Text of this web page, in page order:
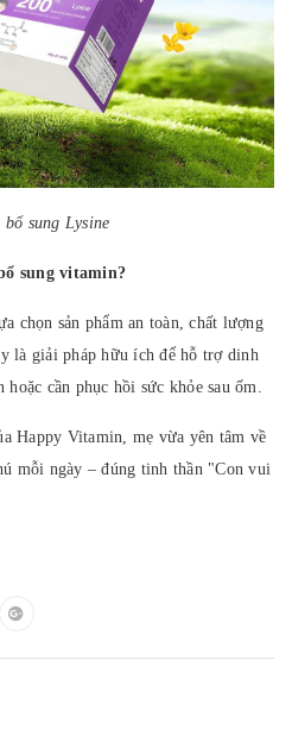
bổ sung Lysine
sung vitamin?
chọn sản phẩm an toàn, chất lượng
là giải pháp hữu ích để hỗ trợ dinh
cần phục hồi sức khỏe sau ốm.
Happy Vitamin, mẹ vừa yên tâm về
mỗi ngày – đúng tinh thần "Con vui